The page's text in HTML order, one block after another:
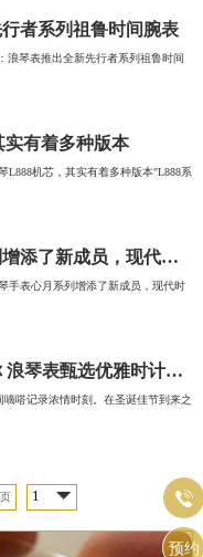
者系列祖鲁时间腕表
浪琴表推出全新先行者系列祖鲁时间
实有着多种版本
L888机芯，其实有着多种版本"L888系
浪琴手表心月系列增添了新成员，现代时尚又百搭
手表心月系列增添了新成员，现代时
浓情暖冬唯愿有你 浪琴表甄选优雅时计传递温情圣诞祈愿
嗒记录浓情时刻。在圣诞佳节到来之

预约